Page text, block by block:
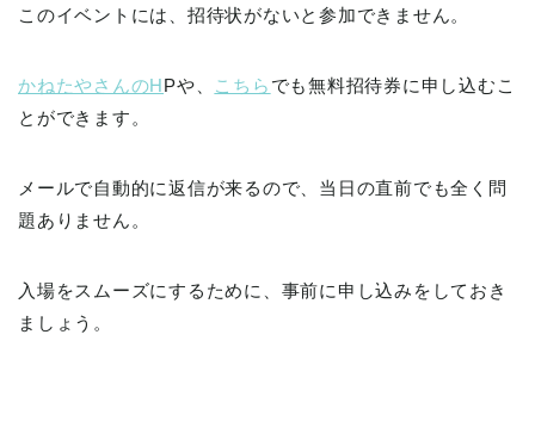
このイベントには、招待状がないと参加できません。
かねたやさんのHPや、 こちら でも無料招待券に申し込むこ
とができます。
メールで自動的に返信が来るので、当日の直前でも全く問
題ありません。
入場をスムーズにするために、事前に申し込みをしておき
ましょう。